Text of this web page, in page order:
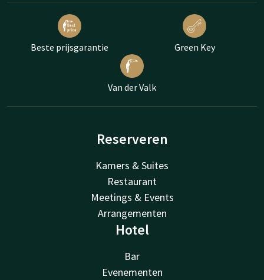
Beste prijsgarantie Green Key
Van der Valk
Reserveren
Kamers & Suites
Restaurant
Meetings & Events
Arrangementen
Hotel
Bar
Evenementen